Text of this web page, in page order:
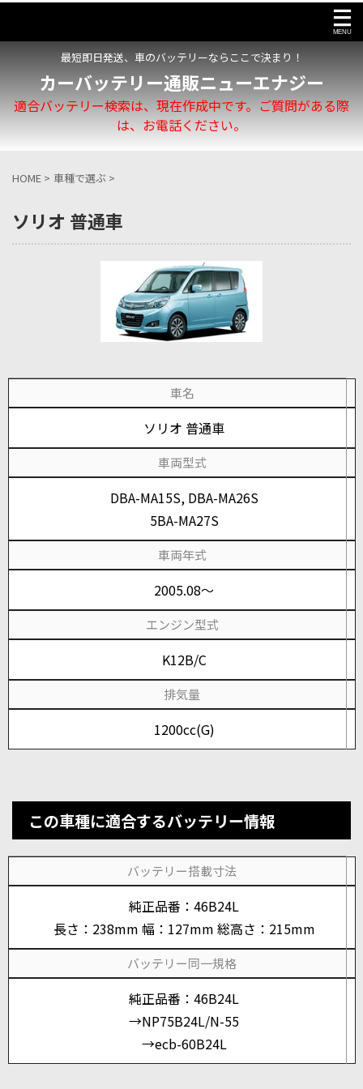
最短即日発送、車のバッテリーならここで決まり！
カーバッテリー通販ニューエナジー
適合バッテリー検索は、現在作成中です。ご質問がある際
は、お電話ください。
HOME > 車種で選ぶ >
ソリオ 普通車
車名
ソリオ 普通車
車両型式
DBA-MA15S, DBA-MA26S
5BA-MA27S
車両年式
2005.08～
エンジン型式
K12B/C
排気量
1200cc(G)
この車種に適合するバッテリー情報
バッテリー搭載寸法
純正品番：46B24L
長さ：238mm 幅：127mm 総高さ：215mm
バッテリー同一規格
純正品番：46B24L
→NP75B24L/N-55
→ecb-60B24L